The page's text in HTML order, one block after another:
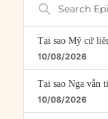
Episodes
Tại sao Mỹ cứ
10/08/2026
Tại sao Nga vẫn
10/08/2026